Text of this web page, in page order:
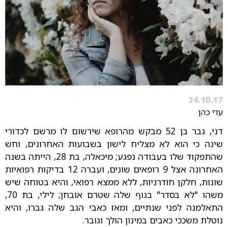
24.10.17
עדי כהן
דני, גבר בן 52 מבקש מהרופא שירשום לו מרשם לכדורי
שינה כי הוא לא מצליח לישון בשבועות האחרונים, וחש
שהתפקוד שלו בעבודה נפגע; מיכאלה, בת 28, הייתה בשנה
האחרונה אצל 9 רופאים שונים, ועברה 12 בדיקות רפואיות
שונות, חלקן חודרניות, ללא ממצא רפואי, והיא בטוחה שיש
משהו "לא בסדר" בגוף שלה שטרם אובחן; לילי, בת 70,
התאלמנה לפני שנתיים, ומאז כאבי הגב שלה גברו, והיא
נוטלת משככי כאבים במינון הולך וגובר.